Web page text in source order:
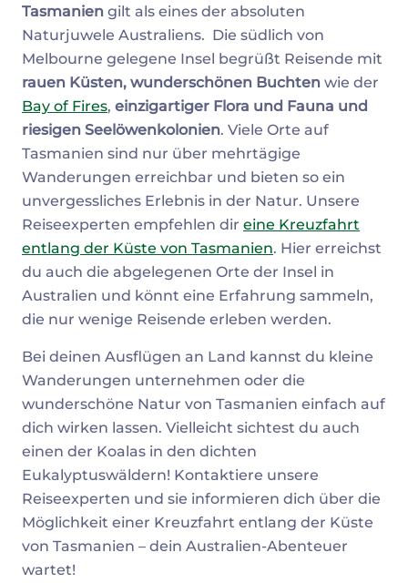
Tasmanien gilt als eines der absoluten
Naturjuwele Australiens. Die südlich von
Melbourne gelegene Insel begrüßt Reisende mit
rauen Küsten, wunderschönen Buchten wie der
Bay of Fires, einzigartiger Flora und Fauna und
riesigen Seelöwenkolonien. Viele Orte auf
Tasmanien sind nur über mehrtägige
Wanderungen erreichbar und bieten so ein
unvergessliches Erlebnis in der Natur. Unsere
Reiseexperten empfehlen dir eine Kreuzfahrt
entlang der Küste von Tasmanien. Hier erreichst
du auch die abgelegenen Orte der Insel in
Australien und könnt eine Erfahrung sammeln,
die nur wenige Reisende erleben werden.
Bei deinen Ausflügen an Land kannst du kleine
Wanderungen unternehmen oder die
wunderschöne Natur von Tasmanien einfach auf
dich wirken lassen. Vielleicht sichtest du auch
einen der Koalas in den dichten
Eukalyptuswäldern! Kontaktiere unsere
Reiseexperten und sie informieren dich über die
Möglichkeit einer Kreuzfahrt entlang der Küste
von Tasmanien – dein Australien-Abenteuer
wartet!